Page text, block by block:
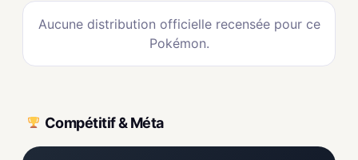
Aucune distribution officielle recensée pour ce
Pokémon.
Compétitif & Méta